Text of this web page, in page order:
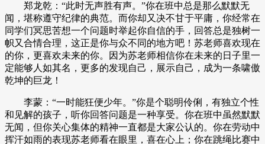
郑龙乾：“此时无声胜有声。”你在班中总是那么默默无
闻，堪称遵守纪律的典范。而你却又决不甘于平庸，你经常在
同学们冥思苦想一个问题时举起你自信的手，回答总是独树一
帜又合情合理，这正是你与众不同的地方吧！苏老师喜欢现在
的你，更喜欢未来的你。因为苏老师相信你在未来的日子里一
定能够人如其名，更多的发现自己，展示自己，成为一条啸傲
乾坤的巨龙！
李蒙：“一时能狂便少年。”你是个聪明伶俐，有独立个性
和见解的孩子，听你回答问题是一种享受。你在班中虽然默默
无闻，但你关心集体的精神一直都是大家公认的。你在劳动中
挥汗如雨的表现苏老师看在眼里，喜在心上；你在跳绳比赛中